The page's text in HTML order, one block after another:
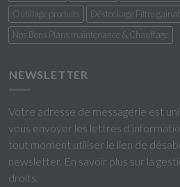
Outillage produits
Déstockage Filtre
Nos Bons Plans maintenance & Chauffage
NEWSLETTER
Votre adresse de messagerie est
vous envoyer les lettres
tout moment utiliser le lien de
newsletter. En savoir plus sur la
droits